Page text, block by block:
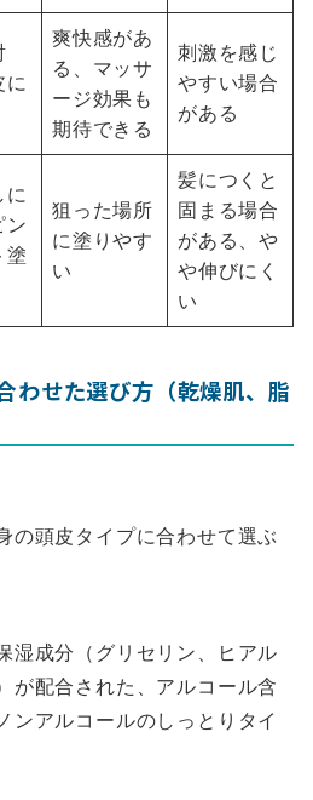
に
爽快感があ
る、マッサ
ージ効果も
期待できる
刺激を感じ
やすい場合
がある
に
ン
塗
狙った場所
に塗りやす
い
髪につくと
固まる場合
がある、や
や伸びにく
い
わせた選び方（乾燥肌、脂
の頭皮タイプに合わせて選ぶ
湿成分（グリセリン、ヒアル
が配合された、アルコール含
ンアルコールのしっとりタイ